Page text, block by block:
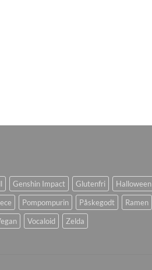
Genshin Impact Glutenfri Halloween
Pompompurin Påskegodt Ramen
Vocaloid Zelda